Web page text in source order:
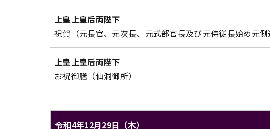
上皇上皇后両陛下
祝賀（元長官、元次長、元式部官長及び元侍従長始め元側
上皇上皇后両陛下
お祝御膳（仙洞御所）
令和4年12月29日（木）